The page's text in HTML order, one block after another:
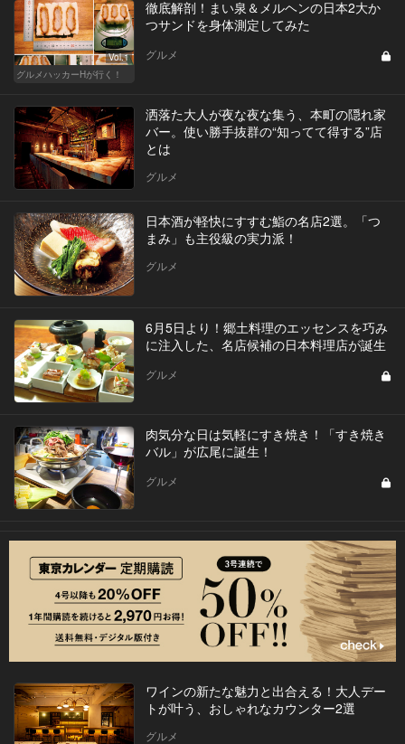
Vol.1
グルメハッカーHが行く！
徹底解剖！まい泉＆メルヘンの日本2大か
つサンドを身体測定してみた
グルメ
洒落た大人が夜な夜な集う、本町の隠れ家
バー。使い勝手抜群の“知ってて得する”店
とは
グルメ
日本酒が軽快にすすむ鮨の名店2選。「つ
まみ」も主役級の実力派！
グルメ
6月5日より！郷土料理のエッセンスを巧み
に注入した、名店候補の日本料理店が誕生
グルメ
肉気分な日は気軽にすき焼き！「すき焼き
バル」が広尾に誕生！
グルメ
ワインの新たな魅力と出合える！大人デー
トが叶う、おしゃれなカウンター2選
グルメ